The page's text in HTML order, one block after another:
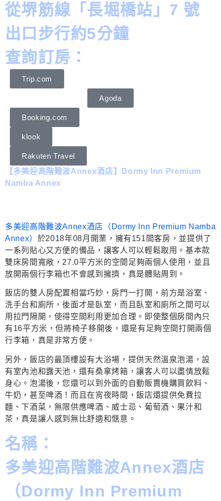
從堺筋線「長堀橋站」7 號
出口步行約5分鐘
查詢訂房：
Trip.com
Agoda
Booking.com
klook
Rakuten Travel
【多美迎高階難波Annex酒店】Dormy Inn Premium
Namba Annex
多美迎高階難波Annex酒店（Dormy Inn Premium Namba
Annex） 於2018年08月開業，擁有151間客房，並提供了
一系列貼心又方便的備品，讓客人可以輕鬆取用。基本款
雙床房間寬敞，27.0平方米的空間足夠兩個人使用，並且
放開兩個行李箱也不會感到擁擠，真是體貼周到。
飯店的雙人房配置相當巧妙，房門一打開，前方是浴室、
洗手台和廁所，後面才是臥室，而且臥室和廁所之間可以
用拉門隔開，使得空間利用更加合理。即使整個房間內只
有16平方米，但將椅子移開後，還是有足夠空間打開兩個
行李箱，真是非常方便。
另外，飯店的最頂樓設有大浴場，提供天然溫泉泡湯，設
有室內池和露天池，還有桑拿烤箱，讓客人可以盡情放鬆
身心。泡湯後，您還可以到外面的自動販賣機購買飲料、
牛奶，甚至啤酒！而且在宵夜時間，飯店還提供免費拉
麵、下酒菜，無限供應啤酒、威士忌、葡萄酒、果汁和
茶，真是讓人感到無比舒適和惬意。
名稱：
多美迎高階難波Annex酒店
（Dormy Inn Premium